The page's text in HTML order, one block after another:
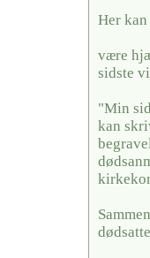
Her
være
sidste
"Min
kan